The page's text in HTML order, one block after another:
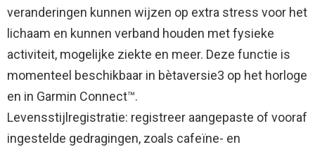
veranderingen kunnen wijzen op extra stress voor het
lichaam en kunnen verband houden met fysieke
activiteit, mogelijke ziekte en meer. Deze functie is
momenteel beschikbaar in bètaversie3 op het horloge
en in Garmin Connect™.
Levensstijlregistratie: registreer aangepaste of vooraf
ingestelde gedragingen, zoals cafeïne- en